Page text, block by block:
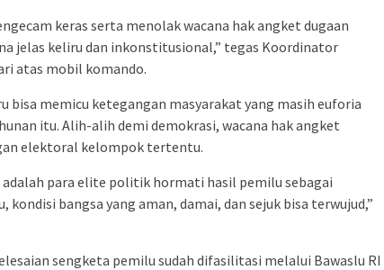
keras serta menolak wacana hak angket dugaan
jelas keliru dan inkonstitusional,” tegas Koordinator
atas mobil komando.
bisa memicu ketegangan masyarakat yang masih euforia
itu. Alih-alih demi demokrasi, wacana hak angket
elektoral kelompok tertentu.
adalah para elite politik hormati hasil pemilu sebagai
kondisi bangsa yang aman, damai, dan sejuk bisa terwujud,”
sengketa pemilu sudah difasilitasi melalui Bawaslu RI